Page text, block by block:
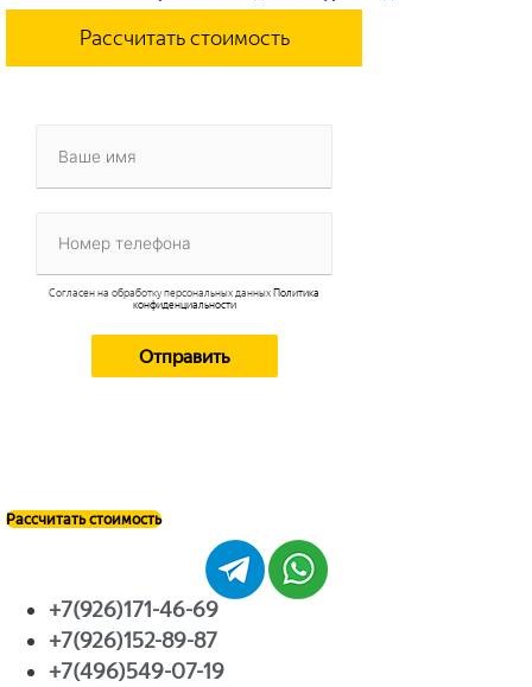
Рассчитать стоимость
Согласен на обработку персональных данныхПолитика
конфиденциальности
Рассчитать стоимость
+7(926)171-46-69
+7(926)152-89-87
+7(496)549-07-19